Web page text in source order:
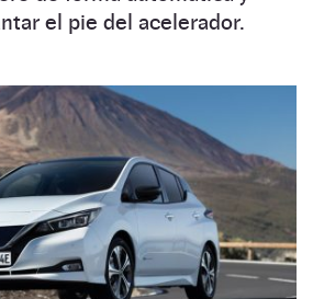
el pie del acelerador.